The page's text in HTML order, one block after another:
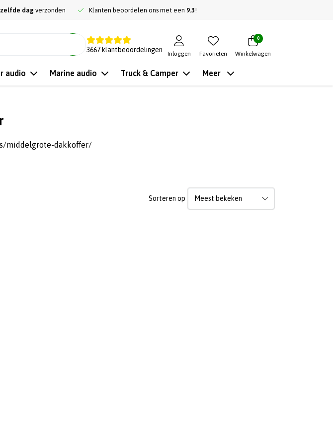
dag verzonden Klanten beoordelen ons met een 9.3!
3667 klantbeoordelingen
Inloggen Favorieten
0
Winkelwagen
audio Marine audio Truck & Camper Meer
middelgrote-dakkoffer/
Sorteren op